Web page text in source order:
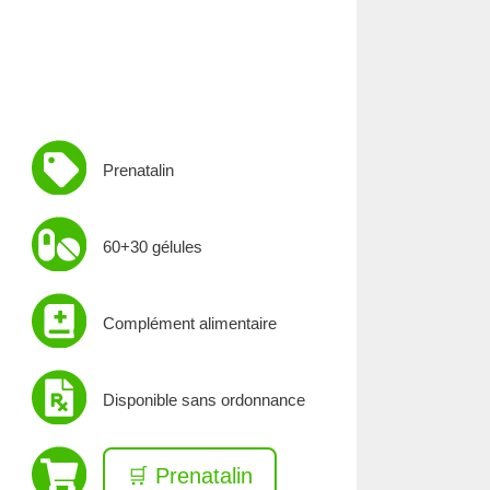
Prenatalin
60+30 gélules
Complément alimentaire
Disponible sans ordonnance
🛒 Prenatalin